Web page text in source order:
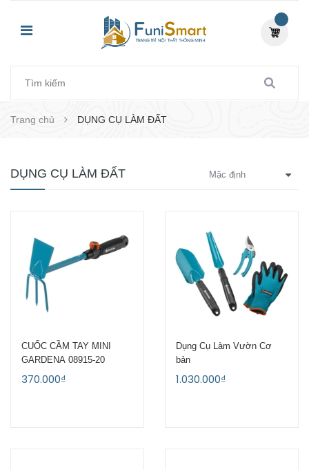
Trang chủ DỤNG CỤ LÀM ĐẤT
DỤNG CỤ LÀM ĐẤT
CUỐC CẦM TAY MINI
GARDENA 08915-20
370.000₫
Dụng Cụ Làm Vườn Cơ
bản
1.030.000₫